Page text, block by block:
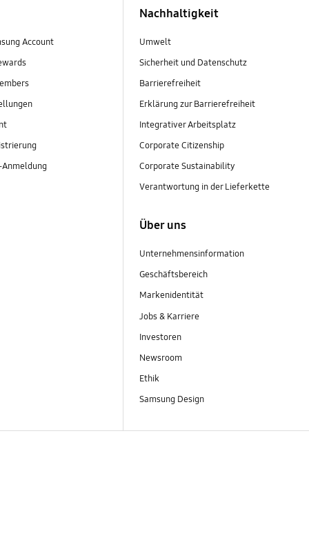
Account
Nachhaltigkeit
Umwelt
Sicherheit und Datenschutz
Barrierefreiheit
Erklärung zur Barrierefreiheit
Integrativer Arbeitsplatz
Corporate Citizenship
Corporate Sustainability
Verantwortung in der Lieferkette
Über uns
Unternehmensinformation
Geschäftsbereich
Markenidentität
Jobs & Karriere
Investoren
Newsroom
Ethik
Samsung Design